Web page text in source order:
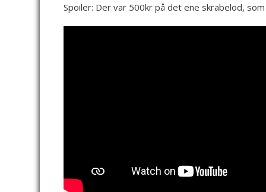
Spoiler: Der var 500kr på det ene skrabelod,